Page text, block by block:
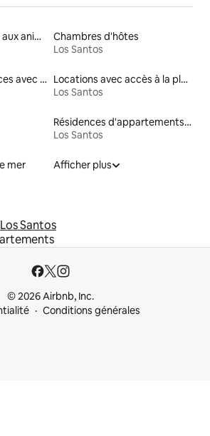
Locations adaptées aux animaux
Chambres d'hôtes
Los Santos
Locations de vacances avec piscine
Locations avec accès à la plage
Los Santos
Résidences d'appartements en location
Los Santos
mer
Afficher plus
Los Santos
© 2026 Airbnb, Inc.
Conditions générales